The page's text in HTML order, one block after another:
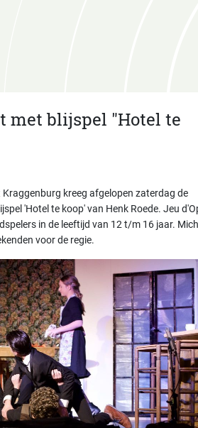
met blijspel "Hotel te
kreeg afgelopen zaterdag de
'Hotel te koop' van Henk Roede. Jeu
in de leeftijd van 12 t/m 16 jaar.
voor de regie.